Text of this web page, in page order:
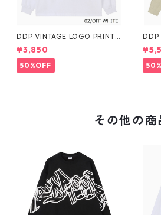
DDP VINTAGE LOGO PRINT
L/S TEE
¥3,850
50%OFF
DDP
RD
その他の商